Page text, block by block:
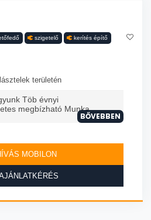
szigetelő kerítés építő
területén
Töb évnyi
megbízható Munka
BŐVEBBEN
MOBILON